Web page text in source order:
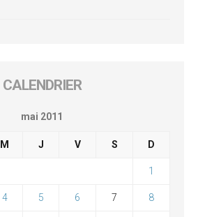
CALENDRIER
mai 2011
M J V S D
1
4 5 6 7 8